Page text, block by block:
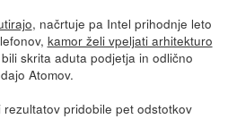
, načrtuje pa Intel prihodnje leto
kamor želi vpeljati arhitekturo
skrita aduta podjetja in odlično
Atomov.
pridobile pet odstotkov